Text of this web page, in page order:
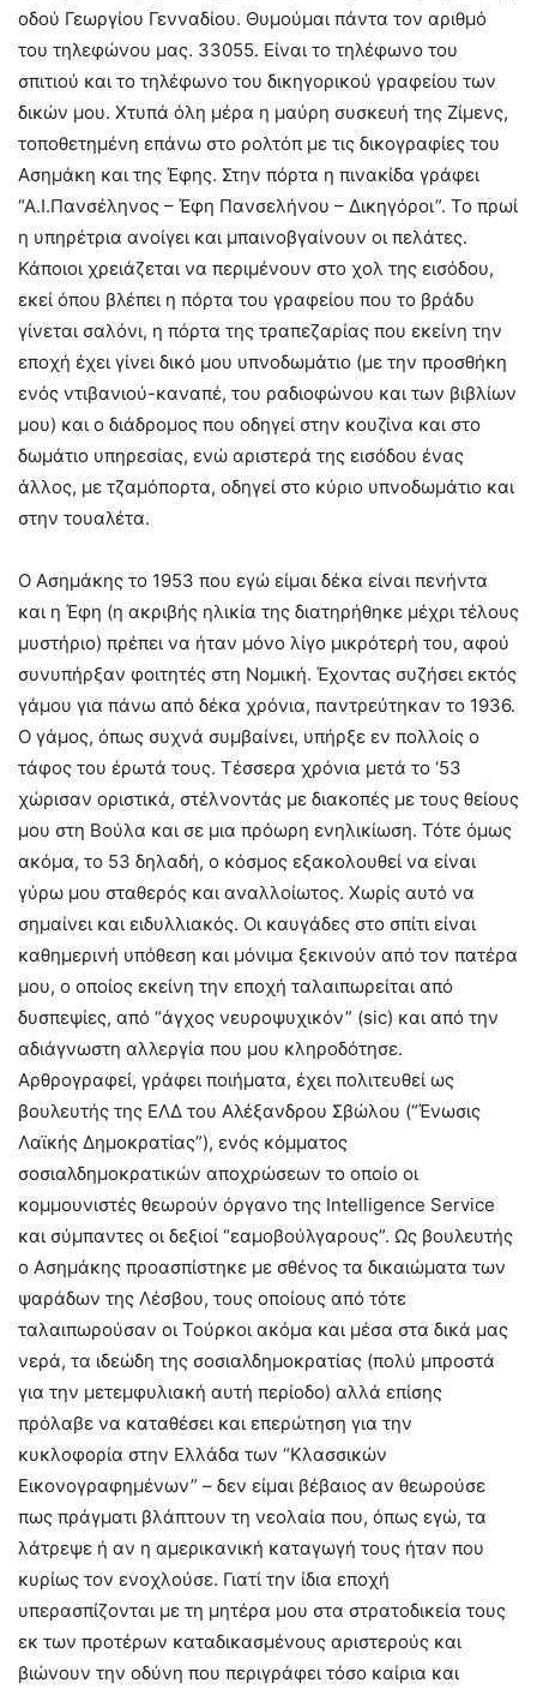
οδού Γεωργίου Γενναδίου. Θυμούμαι πάντα τον αριθμό
του τηλεφώνου μας. 33055. Είναι το τηλέφωνο του
σπιτιού και το τηλέφωνο του δικηγορικού γραφείου των
δικών μου. Χτυπά όλη μέρα η μαύρη συσκευή της Ζίμενς,
τοποθετημένη επάνω στο ρολτόπ με τις δικογραφίες του
Ασημάκη και της Έφης. Στην πόρτα η πινακίδα γράφει
“Α.Ι.Πανσέληνος – Έφη Πανσελήνου – Δικηγόροι”. Το πρωί
η υπηρέτρια ανοίγει και μπαινοβγαίνουν οι πελάτες.
Κάποιοι χρειάζεται να περιμένουν στο χολ της εισόδου,
εκεί όπου βλέπει η πόρτα του γραφείου που το βράδυ
γίνεται σαλόνι, η πόρτα της τραπεζαρίας που εκείνη την
εποχή έχει γίνει δικό μου υπνοδωμάτιο (με την προσθήκη
ενός ντιβανιού-καναπέ, του ραδιοφώνου και των βιβλίων
μου) και ο διάδρομος που οδηγεί στην κουζίνα και στο
δωμάτιο υπηρεσίας, ενώ αριστερά της εισόδου ένας
άλλος, με τζαμόπορτα, οδηγεί στο κύριο υπνοδωμάτιο και
στην τουαλέτα.
Ο Ασημάκης το 1953 που εγώ είμαι δέκα είναι πενήντα
και η Έφη (η ακριβής ηλικία της διατηρήθηκε μέχρι τέλους
μυστήριο) πρέπει να ήταν μόνο λίγο μικρότερή του, αφού
συνυπήρξαν φοιτητές στη Νομική. Έχοντας συζήσει εκτός
γάμου για πάνω από δέκα χρόνια, παντρεύτηκαν το 1936.
Ο γάμος, όπως συχνά συμβαίνει, υπήρξε εν πολλοίς ο
τάφος του έρωτά τους. Τέσσερα χρόνια μετά το ‘53
χώρισαν οριστικά, στέλνοντάς με διακοπές με τους θείους
μου στη Βούλα και σε μια πρόωρη ενηλικίωση. Τότε όμως
ακόμα, το 53 δηλαδή, ο κόσμος εξακολουθεί να είναι
γύρω μου σταθερός και αναλλοίωτος. Χωρίς αυτό να
σημαίνει και ειδυλλιακός. Οι καυγάδες στο σπίτι είναι
καθημερινή υπόθεση και μόνιμα ξεκινούν από τον πατέρα
μου, ο οποίος εκείνη την εποχή ταλαιπωρείται από
δυσπεψίες, από “άγχος νευροψυχικόν” (sic) και από την
αδιάγνωστη αλλεργία που μου κληροδότησε.
Αρθρογραφεί, γράφει ποιήματα, έχει πολιτευθεί ως
βουλευτής της ΕΛΔ του Αλέξανδρου Σβώλου (“Ένωσις
Λαϊκής Δημοκρατίας”), ενός κόμματος
σοσιαλδημοκρατικών αποχρώσεων το οποίο οι
κομμουνιστές θεωρούν όργανο της Intelligence Service
και σύμπαντες οι δεξιοί “εαμοβούλγαρους”. Ως βουλευτής
ο Ασημάκης προασπίστηκε με σθένος τα δικαιώματα των
ψαράδων της Λέσβου, τους οποίους από τότε
ταλαιπωρούσαν οι Τούρκοι ακόμα και μέσα στα δικά μας
νερά, τα ιδεώδη της σοσιαλδημοκρατίας (πολύ μπροστά
για την μετεμφυλιακή αυτή περίοδο) αλλά επίσης
πρόλαβε να καταθέσει και επερώτηση για την
κυκλοφορία στην Ελλάδα των “Κλασσικών
Εικονογραφημένων” – δεν είμαι βέβαιος αν θεωρούσε
πως πράγματι βλάπτουν τη νεολαία που, όπως εγώ, τα
λάτρεψε ή αν η αμερικανική καταγωγή τους ήταν που
κυρίως τον ενοχλούσε. Γιατί την ίδια εποχή
υπερασπίζονται με τη μητέρα μου στα στρατοδικεία τους
εκ των προτέρων καταδικασμένους αριστερούς και
βιώνουν την οδύνη που περιγράφει τόσο καίρια και